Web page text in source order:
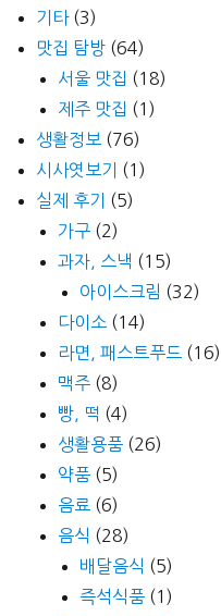
기타(3)
맛집 탐방 (64)
서울 맛집 (18)
제주 맛집 (1)
생활정보 (76)
시사엿보기
(1)
실제 후기
(5)
가구 (2)
과자, 스낵 (15)
아이스크림 (32)
다이소 (14)
라면, 패스트푸드 (16)
맥주 (8)
빵, 떡 (4)
생활용품 (26)
약품 (5)
음료 (6)
음식 (28)
배달음식 (5)
즉석식품 (1)